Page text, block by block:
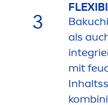
3
als
mit